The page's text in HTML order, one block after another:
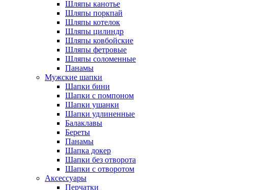
Шляпы канотье
Шляпы поркпай
Шляпы котелок
Шляпы цилиндр
Шляпы ковбойские
Шляпы фетровые
Шляпы соломенные
Панамы
Мужские шапки
Шапки бини
Шапки с помпоном
Шапки ушанки
Шапки удлиненные
Балаклавы
Береты
Панамы
Шапка докер
Шапки без отворота
Шапки с отворотом
Аксессуары
Перчатки